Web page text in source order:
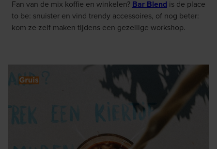
Fan van de mix koffie en winkelen? Bar Blend is de place
to be: snuister en vind trendy accessoires, of nog beter:
kom ze zelf maken tijdens een gezellige workshop.